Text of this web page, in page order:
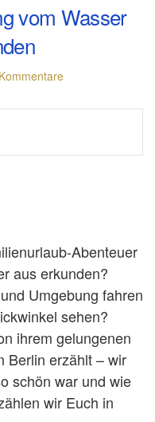
vom Wasser
Abenteuer
aus erkunden?
Umgebung fahren
sehen?
ihrem gelungenen
Berlin erzählt – wir
schön war und wie
wir Euch in